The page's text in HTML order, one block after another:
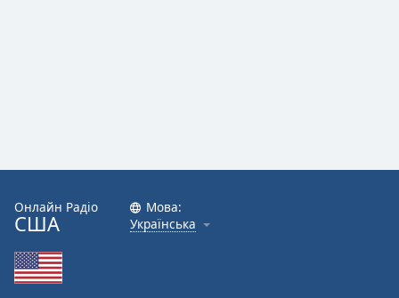
Done
Modal
Dialog
End
dialog
Онлайн Радіо
США
Мова:
Українська